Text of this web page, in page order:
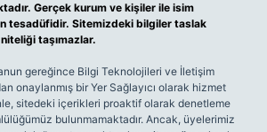
Gerçek kurum ve kişiler ile isim
tesadüfidir. Sitemizdeki bilgiler taslak
taşımazlar.
gereğince Bilgi Teknolojileri ve İletişim
onaylanmış bir Yer Sağlayıcı olarak hizmet
sitedeki içerikleri proaktif olarak denetleme
bulunmamaktadır. Ancak, üyelerimiz